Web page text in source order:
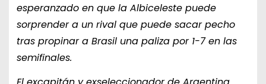
esperanzado en que la Albiceleste puede
sorprender a un rival que puede sacar pecho
tras propinar a Brasil una paliza por 1-7 en las
semifinales.